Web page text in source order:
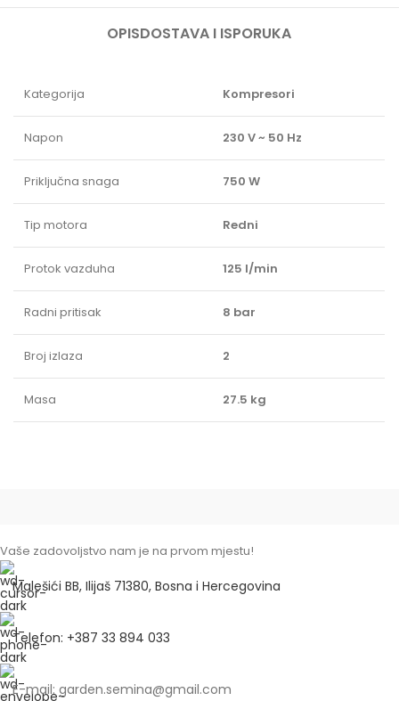
OPISDOSTAVA I ISPORUKA
Kategorija Kompresori
Napon 230 V ~ 50 Hz
Priključna snaga 750 W
Tip motora Redni
Protok vazduha 125 l/min
Radni pritisak 8 bar
Broj izlaza 2
Masa 27.5 kg
Vaše zadovoljstvo nam je na prvom mjestu!
Malešići BB, Ilijaš 71380, Bosna i Hercegovina
Telefon: +387 33 894 033
E-mail: garden.semina@gmail.com